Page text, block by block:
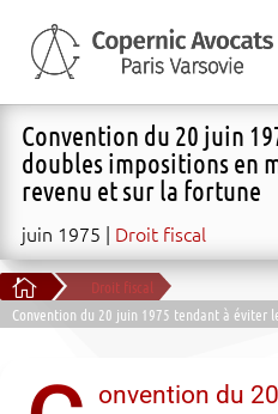
Convention du 20 juin
doubles impositions en
revenu et sur la fortune
juin 1975 Droit fiscal

Droit fiscal
Convention du 20 juin 1975 tendant à éviter
onvention du